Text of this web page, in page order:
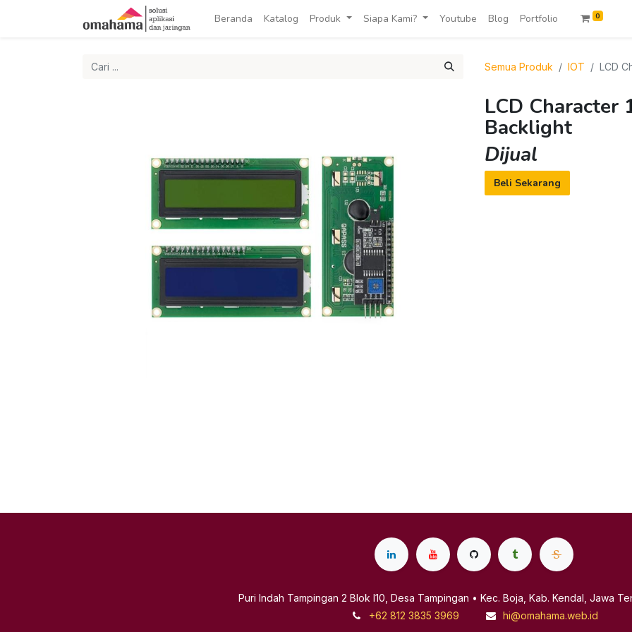
Beranda Katalog Produk Siapa Kami? Youtube Blog Portfolio 0
Semua Produk IOT LCD
LCD Character
Backlight
Dijual
Beli Sekarang
Puri Indah Tampingan 2 Blok I10, Desa Tampingan • Kec. Boja, Kab. Kendal, Jawa
+62 812 3835 3969
hi@omahama.web.id